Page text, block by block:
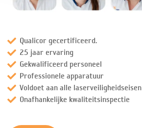
Qualicor gecertificeerd.
25 jaar ervaring
Gekwalificeerd personeel
Professionele apparatuur
Voldoet aan alle laserveiligheidseisen
Onafhankelijke kwaliteitsinspectie